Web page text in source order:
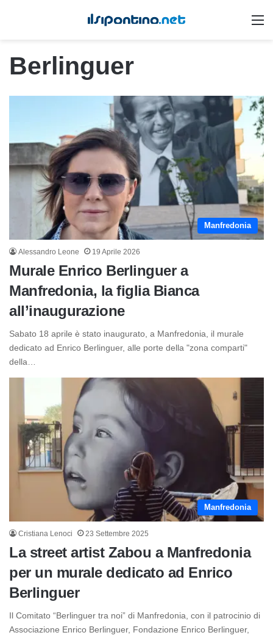
Berlinguer
Manfredonia
Alessandro Leone 19 Aprile 2026
Murale Enrico Berlinguer a
Manfredonia, la figlia Bianca
all’inaugurazione
Sabato 18 aprile è stato inaugurato, a Manfredonia, il murale
dedicato ad Enrico Berlinguer, alle porte della "zona comparti"
della…
Manfredonia
Cristiana Lenoci 23 Settembre 2025
La street artist Zabou a Manfredonia
per un murale dedicato ad Enrico
Berlinguer
Il Comitato “Berlinguer tra noi” di Manfredonia, con il patrocinio di
Associazione Enrico Berlinguer, Fondazione Enrico Berlinguer,